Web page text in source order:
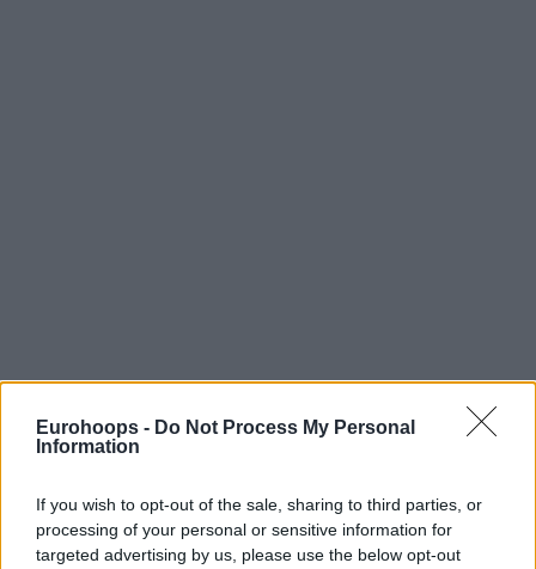
Eurohoops - Do Not Process My Personal
Information
If you wish to opt-out of the sale, sharing to third parties, or
processing of your personal or sensitive information for
targeted advertising by us, please use the below opt-out